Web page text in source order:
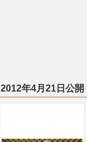
2012年4月21日公開